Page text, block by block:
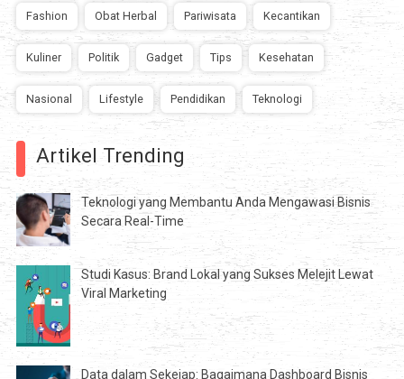
Fashion Obat Herbal Pariwisata Kecantikan
Kuliner Politik Gadget Tips Kesehatan
Nasional Lifestyle Pendidikan Teknologi
Artikel Trending
Teknologi yang Membantu Anda Mengawasi Bisnis
Secara Real-Time
Studi Kasus: Brand Lokal yang Sukses Melejit Lewat
Viral Marketing
Data dalam Sekejap: Bagaimana Dashboard Bisnis